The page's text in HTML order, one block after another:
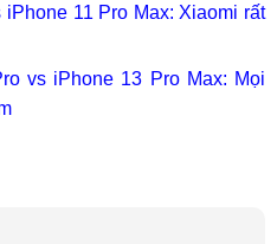
11 Pro Max: Xiaomi rất
vs iPhone 13 Pro Max: Mọi